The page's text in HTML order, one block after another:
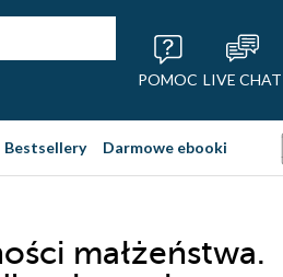
POMOC LIVE CHAT
Bestsellery Darmowe ebooki
małżeństwa.